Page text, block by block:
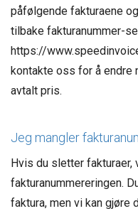
påfølgende fakturaene
tilbake fakturanummer-
https://
kontakte oss for å endre
avtalt pris.
Jeg mangler
Hvis du sletter fakturaer,
fakturanummereringen.
faktura, men vi kan gjøre